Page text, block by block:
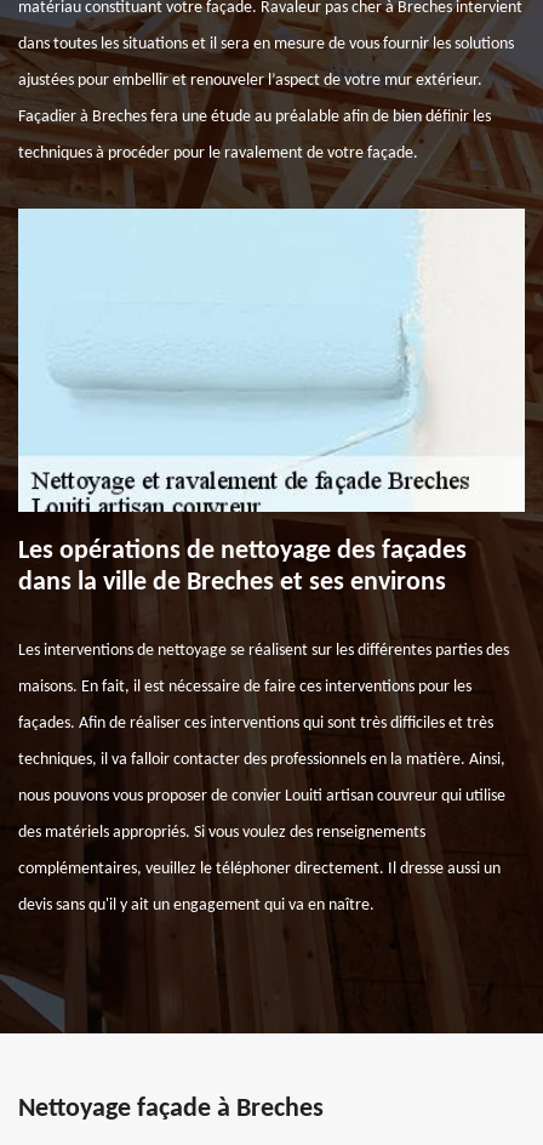
matériau constituant votre façade. Ravaleur pas cher à Breches intervient
dans toutes les situations et il sera en mesure de vous fournir les solutions
ajustées pour embellir et renouveler l’aspect de votre mur extérieur.
Façadier à Breches fera une étude au préalable afin de bien définir les
techniques à procéder pour le ravalement de votre façade.
Les opérations de nettoyage des façades
dans la ville de Breches et ses environs
Les interventions de nettoyage se réalisent sur les différentes parties des
maisons. En fait, il est nécessaire de faire ces interventions pour les
façades. Afin de réaliser ces interventions qui sont très difficiles et très
techniques, il va falloir contacter des professionnels en la matière. Ainsi,
nous pouvons vous proposer de convier Louiti artisan couvreur qui utilise
des matériels appropriés. Si vous voulez des renseignements
complémentaires, veuillez le téléphoner directement. Il dresse aussi un
devis sans qu'il y ait un engagement qui va en naître.
Nettoyage façade à Breches